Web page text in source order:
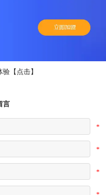
点击】
言
*
*
*